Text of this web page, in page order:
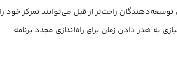
راحت‌تر از قبل می‌توانند تمرکز خود را
به هدر دادن زمان برای راه‌اندازی مجدد برنامه